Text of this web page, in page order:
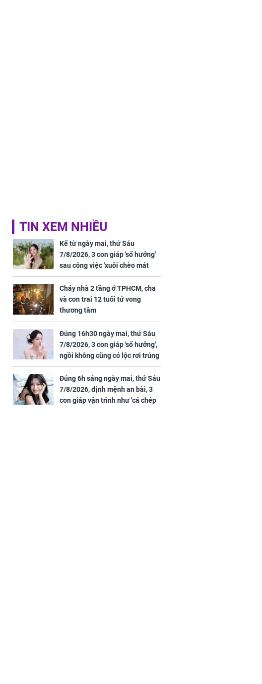
TIN XEM NHIỀU
Kể từ ngày mai, thứ Sáu
7/8/2026, 3 con giáp 'số hưởng'
sau công việc 'xuôi chèo mát
mái', tiền tài 'thu về như nước',
tình duyên viên mãn
Cháy nhà 2 tầng ở TPHCM, cha
và con trai 12 tuổi tử vong
thương tâm
Đúng 16h30 ngày mai, thứ Sáu
7/8/2026, 3 con giáp 'số hưởng',
ngồi không cũng có lộc rơi trúng
đầu, vừa tránh được họa vừa có
tiền vàng
Đúng 6h sáng ngày mai, thứ Sáu
7/8/2026, định mệnh an bài, 3
con giáp vận trình như 'cá chép